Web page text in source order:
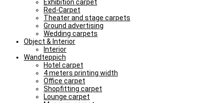
Exhibition carpet
Red-Carpet
Theater and stage carpets
Ground advertising
Wedding carpets
Object & Interior
Interior
Wandteppich
Hotel carpet
4 meters printing width
Office carpet
Shopfitting carpet
Lounge carpet